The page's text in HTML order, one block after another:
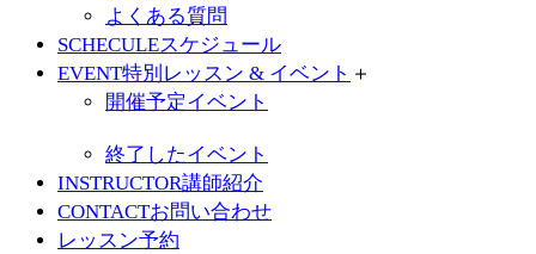
よくある質問
SCHECULEスケジュール
EVENT特別レッスン & イベント ＋
開催予定イベント
終了したイベント
INSTRUCTOR講師紹介
CONTACTお問い合わせ
レッスン予約